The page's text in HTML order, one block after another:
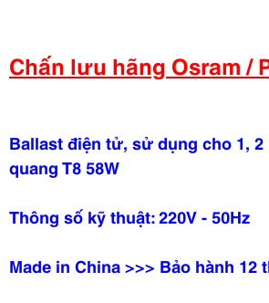
Chấn lưu hãng Osram /
Ballast điện tử, sử dụng cho 1,
quang T8 58W
Thông số kỹ thuật: 220V - 50Hz
Made in China >>> Bảo hành 12